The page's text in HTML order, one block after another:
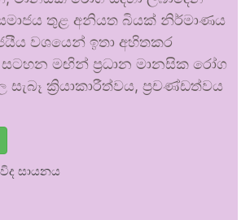
තුළ අනියත බියක් නිර්මාණය
වශයෙන් ඉතා අහිතකර
මඟින් ප්‍රධාන මානසික රෝග
ක්‍රියාකාරීත්වය, ප්‍රචණ්ඩත්වය
සායනය